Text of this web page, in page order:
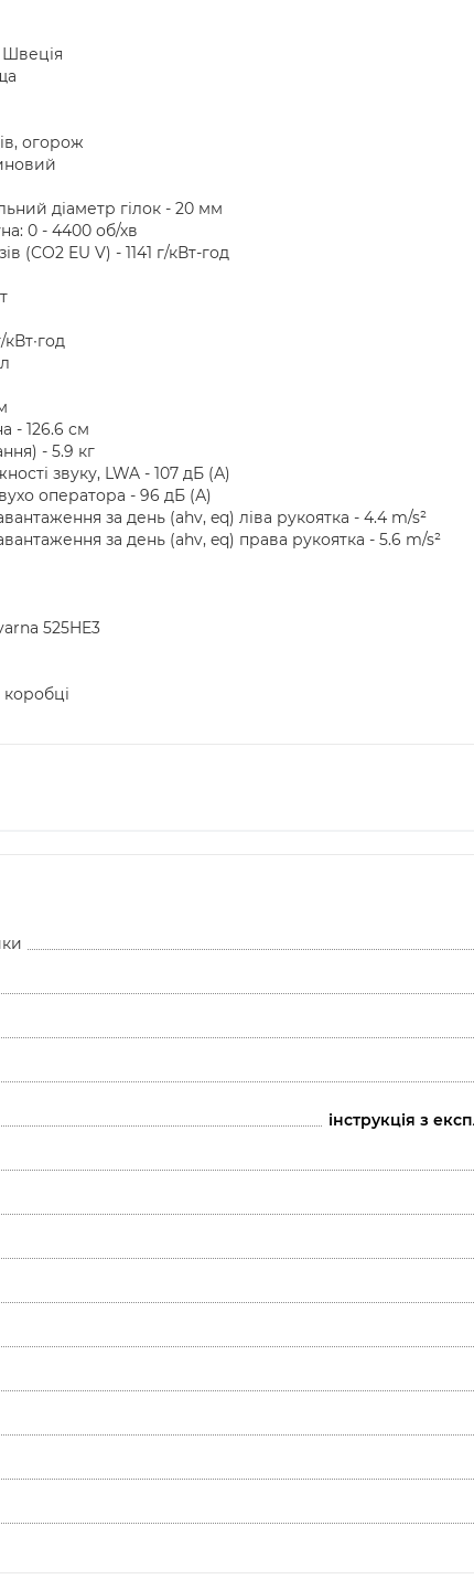
Швеція
огорож
діаметр гілок - 20 мм
0 - 4400 об/хв
(CO2 EU V) - 1141 г/кВт-год
- 126.6 см
- 5.9 кг
звуку, LWA - 107 дБ (А)
оператора - 96 дБ (А)
за день (ahv, eq) ліва рукоятка - 4.4 m/s²
за день (ahv, eq) права рукоятка - 5.6 m/s²
525HE3
коробці
інструкція з